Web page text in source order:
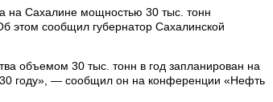
на Сахалине мощностью 30 тыс. тонн
этом сообщил губернатор Сахалинской
объемом 30 тыс. тонн в год запланирован на
году», — сообщил он на конференции «Нефть